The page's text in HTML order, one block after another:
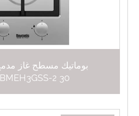
BMEH3GSS-2 30 سم